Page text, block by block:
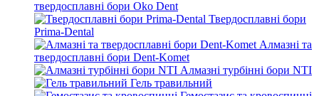
твердосплавні бори Oko Dent
Твердосплавні бори
Prima-Dental
Алмазні та
твердосплавні бори Dent-Komet
Алмазні турбінні бори NTI
Гель травильний